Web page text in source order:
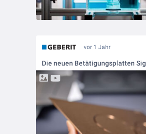
vor 1 Jahr
Die neuen Betätigungsplatten